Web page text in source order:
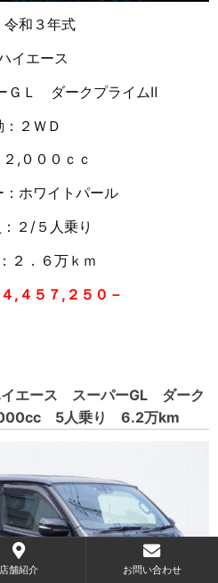
令和３年式
イエース
ＧＬ ダークプライムⅡ
：２ＷＤ
,０００ｃｃ
ホワイトパール
２/５人乗り
２．６万ｋｍ
,４５７,２５０－
エース スーパーGL ダーク
5人乗り 6.2万km
店舗紹介 お問い合わせ